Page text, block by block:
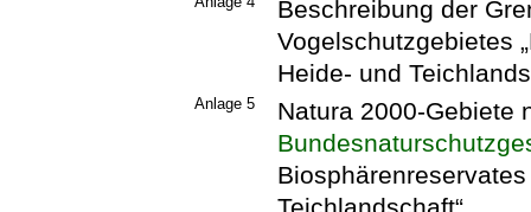
Beschreibung der
Vogelschutzgebietes
Heide- und
Anlage 5
Natura 2000-Gebiete